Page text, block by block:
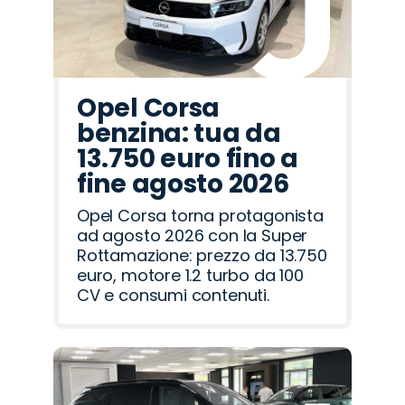
Opel Corsa
benzina: tua da
13.750 euro fino a
fine agosto 2026
Opel Corsa torna protagonista
ad agosto 2026 con la Super
Rottamazione: prezzo da 13.750
euro, motore 1.2 turbo da 100
CV e consumi contenuti.